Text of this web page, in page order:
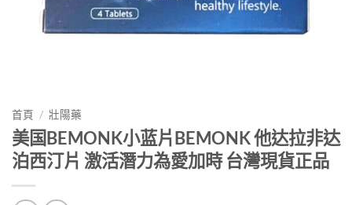
首頁 / 壯陽藥
美国BEMONK小蓝片BEMONK 他达拉非达
泊西汀片 激活潛力為愛加時 台灣現貨正品